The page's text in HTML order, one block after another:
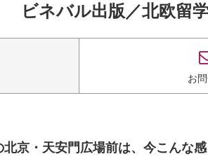
ビネバル出版／北欧留
お
京・天安門広場前は、今こんな